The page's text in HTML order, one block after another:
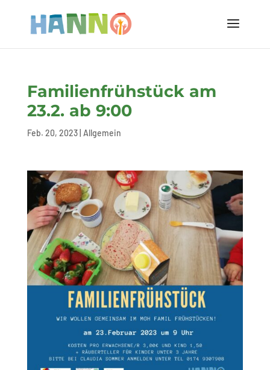
Familienfrühstück am
23.2. ab 9:00
Feb. 20, 2023| Allgemein